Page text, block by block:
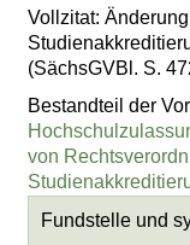
Vollzitat:
(SächsGVBl. S.
Bestandteil der
von
Fundstelle und